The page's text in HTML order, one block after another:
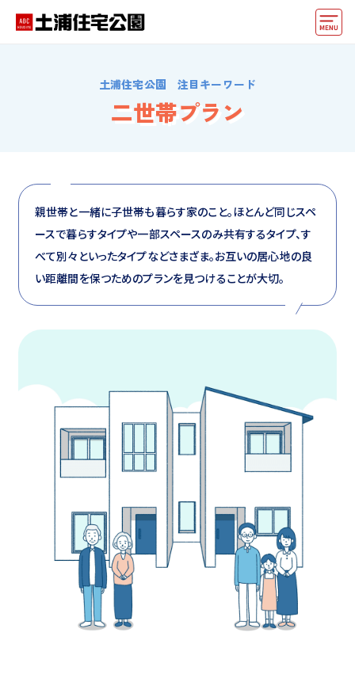
住宅会社・ハウスメーカー
好みからモデルハウスを探す
住まいづくりお役立ち情報
他の展示場 ABCハウジングトップ
アカウント登録
土浦住宅公園 注目キーワード
二世帯プラン
親世帯と一緒に子世帯も暮らす家のこと。ほとんど同じスペ
ースで暮らすタイプや一部スペースのみ共有するタイプ、す
べて別々といったタイプなどさまざま。お互いの居心地の良
い距離間を保つためのプランを見つけることが大切。